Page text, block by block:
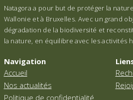
Natagora a pour but de protéger la
Wallonie et à Bruxelles. Avec un grand
dégradation de la biodiversité et
la nature, en équilibre avec les activités
Navigation
Accueil
Nos actualités
Politique de confidentialité